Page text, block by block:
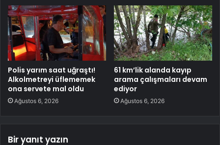
Polis yarım saat uğraştı!
Alkolmetreyi üflememek
ona servete mal oldu
Ağustos 6, 2026
61 km’lik alanda kayıp
arama çalışmaları devam
ediyor
Ağustos 6, 2026
Bir yanıt yazın